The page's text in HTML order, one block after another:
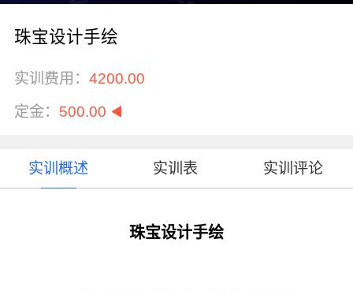
珠宝设计手绘
实训费用： 4200.00
定金： 500.00
实训概述 实训表 实训评论
珠宝设计手绘